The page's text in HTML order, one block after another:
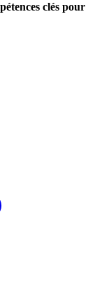
clés pour